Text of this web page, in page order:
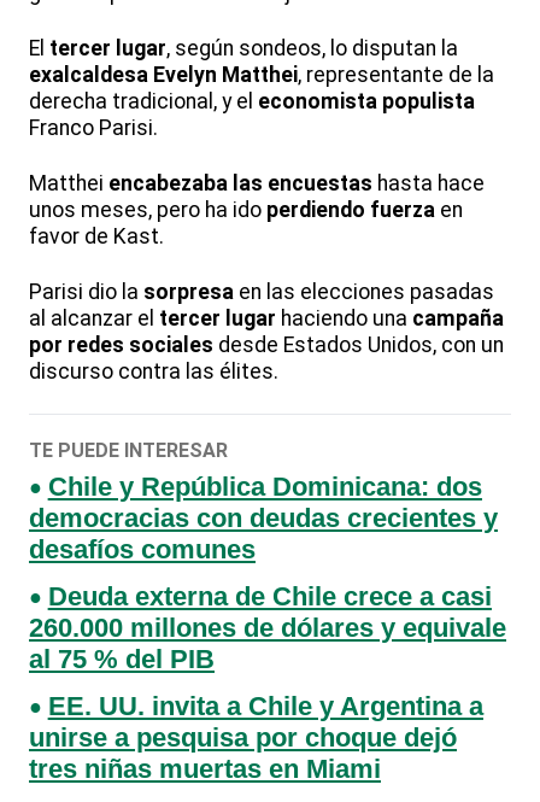
El tercer lugar, según sondeos, lo disputan la
exalcaldesa Evelyn Matthei, representante de la
derecha tradicional, y el economista populista
Franco Parisi.
Matthei encabezaba las encuestas hasta hace
unos meses, pero ha ido perdiendo fuerza en
favor de Kast.
Parisi dio la sorpresa en las elecciones pasadas
al alcanzar el tercer lugar haciendo una campaña
por redes sociales desde Estados Unidos, con un
discurso contra las élites.
TE PUEDE INTERESAR
Chile y República Dominicana: dos
democracias con deudas crecientes y
desafíos comunes
Deuda externa de Chile crece a casi
260.000 millones de dólares y equivale
al 75 % del PIB
EE. UU. invita a Chile y Argentina a
unirse a pesquisa por choque dejó
tres niñas muertas en Miami